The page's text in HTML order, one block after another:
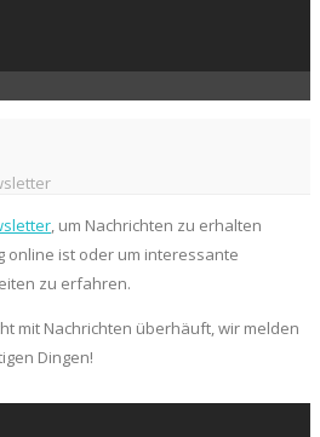
, um Nachrichten zu erhalten
online ist oder um interessante
zu erfahren.
mit Nachrichten überhäuft, wir melden
Dingen!